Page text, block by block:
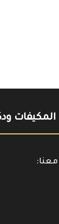
https://